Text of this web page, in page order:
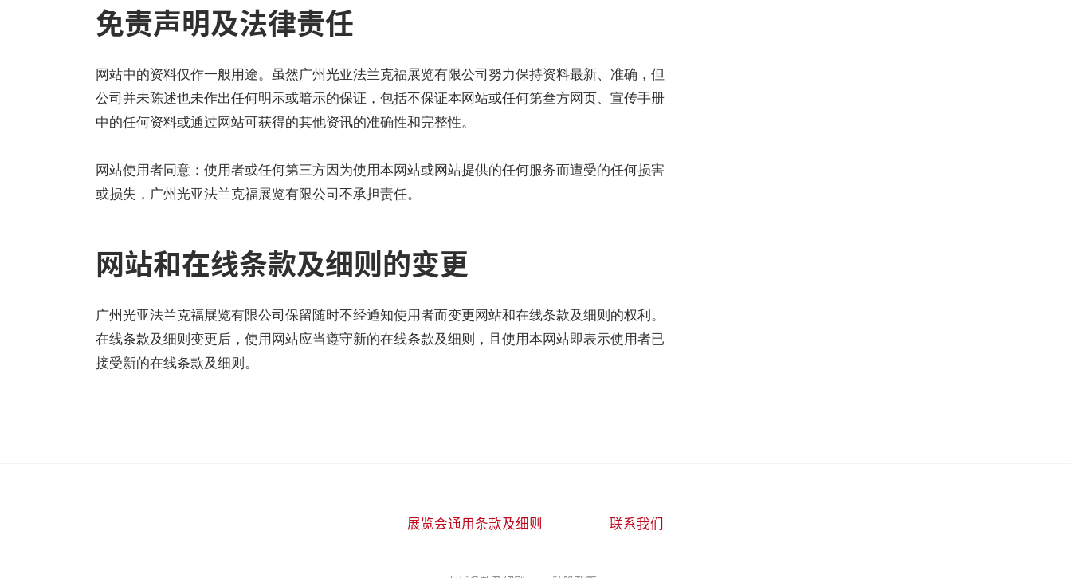
免责声明及法律责任
网站中的资料仅作一般用途。虽然广州光亚法兰克福展览有限公司努力保持资料最新、准确，但
公司并未陈述也未作出任何明示或暗示的保证，包括不保证本网站或任何第叁方网页、宣传手册
中的任何资料或通过网站可获得的其他资讯的准确性和完整性。
网站使用者同意：使用者或任何第三方因为使用本网站或网站提供的任何服务而遭受的任何损害
或损失，广州光亚法兰克福展览有限公司不承担责任。
网站和在线条款及细则的变更
广州光亚法兰克福展览有限公司保留随时不经通知使用者而变更网站和在线条款及细则的权利。
在线条款及细则变更后，使用网站应当遵守新的在线条款及细则，且使用本网站即表示使用者已
接受新的在线条款及细则。
展览会通用条款及细则 联系我们